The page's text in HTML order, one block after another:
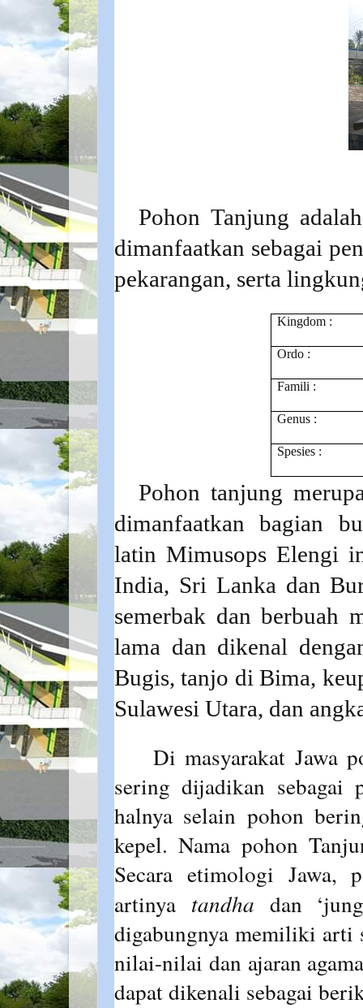
Pohon Tanjung
dimanfaatkan sebagai
pekarangan, serta
Kingdom :
Ordo :
Famili :
Genus :
Spesies :
Pohon tanjung
dimanfaatkan bagian
latin Mimusops Elengi
India, Sri Lanka dan
semerbak dan berbuah
lama dan dikenal
Bugis, tanjo di Bima,
Sulawesi Utara, dan
Di masyarakat Jawa
sering dijadikan sebagai
halnya selain pohon
kepel. Nama pohon
Secara etimologi Jawa,
artinya tandha dan
digabungnya memiliki arti
nilai-nilai dan ajaran
dapat dikenali sebagai